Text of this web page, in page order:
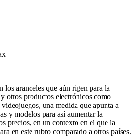
los aranceles que aún rigen para la
otros productos electrónicos como
una medida que apunta a
y modelos para así aumentar la
precios, en un contexto en el que la
en este rubro comparado a otros países.